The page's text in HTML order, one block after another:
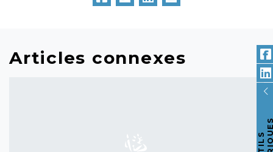
Articles connexes